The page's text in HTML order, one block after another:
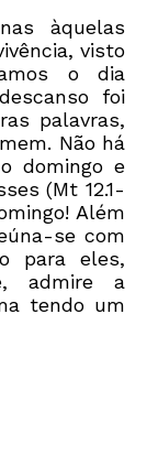
àquelas
visto
o dia
foi
palavras,
Não há
domingo e
(Mt 12.1-
Além
se com
para eles,
admire a
tendo um